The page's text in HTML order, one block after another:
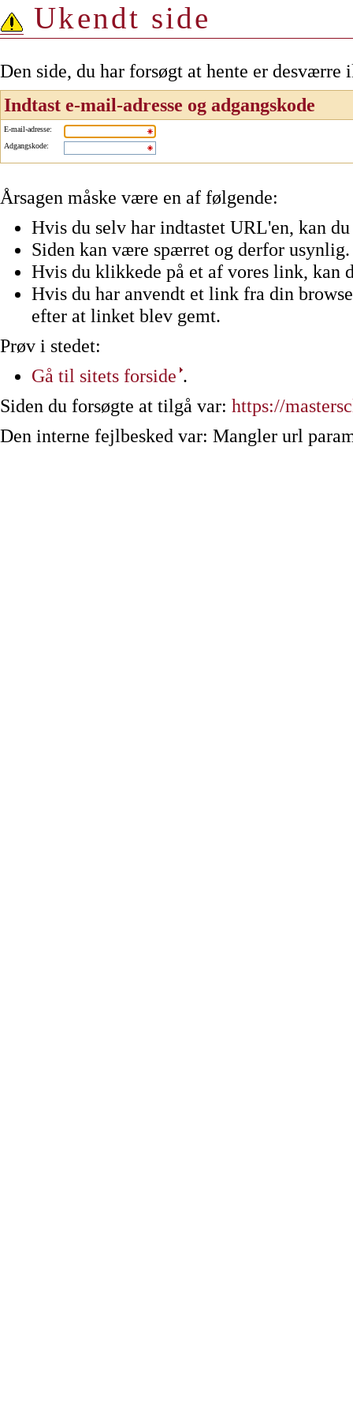
Ukendt side
Den side, du har forsøgt at hente er
Indtast e-mail-adresse og adgangskode
E-mail-adresse:
Adgangskode:
Årsagen måske være en af følgende:
Hvis du selv har indtastet URL'en, kan
Siden kan være spærret og derfor usynlig.
Hvis du klikkede på et af vores link, kan
Hvis du har anvendt et link fra din
efter at linket blev gemt.
Prøv i stedet:
Gå til sitets forside .
Siden du forsøgte at tilgå var: https://
Den interne fejlbesked var: Mangler url